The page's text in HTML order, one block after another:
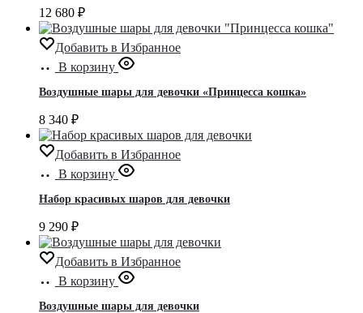
12 680 ₽
Добавить в Избранное
В корзину
Воздушные шары для девочки «Принцесса кошка»
8 340 ₽
Добавить в Избранное
В корзину
Набор красивых шаров для девочки
9 290 ₽
Добавить в Избранное
В корзину
Воздушные шары для девочки